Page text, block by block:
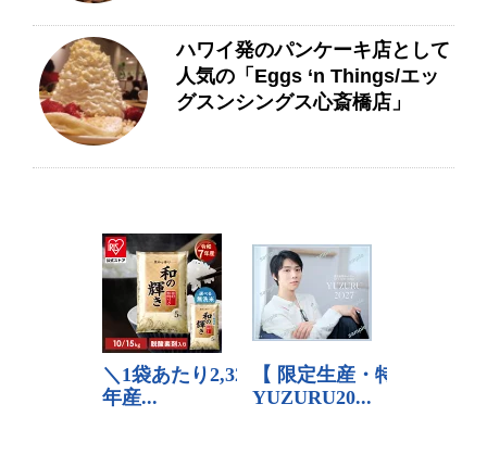
ハワイ発のパンケーキ店として
人気の「Eggs ‘n Things/エッ
グスンシングス心斎橋店」